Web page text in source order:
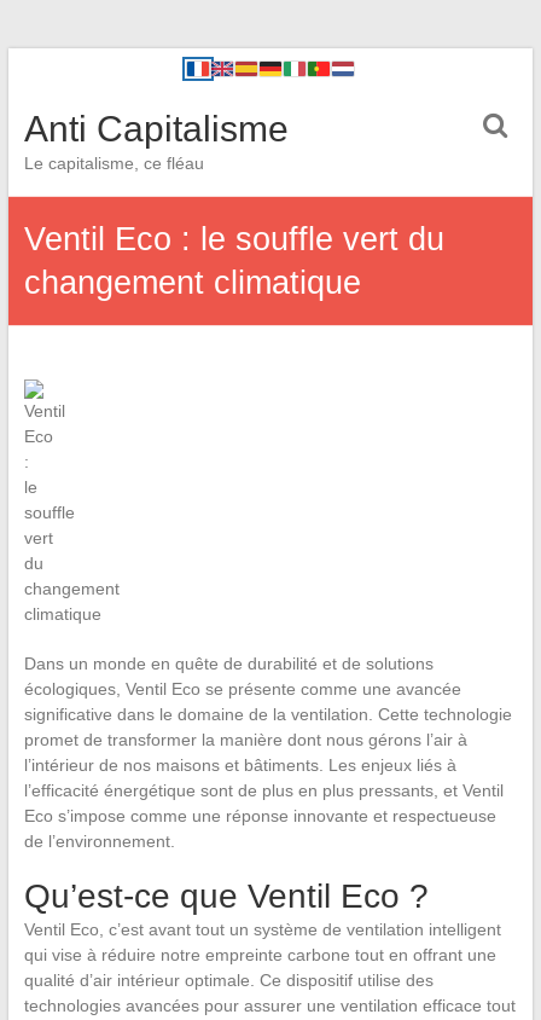
Anti Capitalisme
Le capitalisme, ce fléau
Ventil Eco : le souffle vert du
changement climatique
Dans un monde en quête de durabilité et de solutions
écologiques, Ventil Eco se présente comme une avancée
significative dans le domaine de la ventilation. Cette technologie
promet de transformer la manière dont nous gérons l’air à
l’intérieur de nos maisons et bâtiments. Les enjeux liés à
l’efficacité énergétique sont de plus en plus pressants, et Ventil
Eco s’impose comme une réponse innovante et respectueuse
de l’environnement.
Qu’est-ce que Ventil Eco ?
Ventil Eco, c’est avant tout un système de ventilation intelligent
qui vise à réduire notre empreinte carbone tout en offrant une
qualité d’air intérieur optimale. Ce dispositif utilise des
technologies avancées pour assurer une ventilation efficace tout